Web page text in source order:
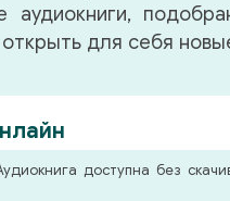
аудиокниги,
для себя
доступна без